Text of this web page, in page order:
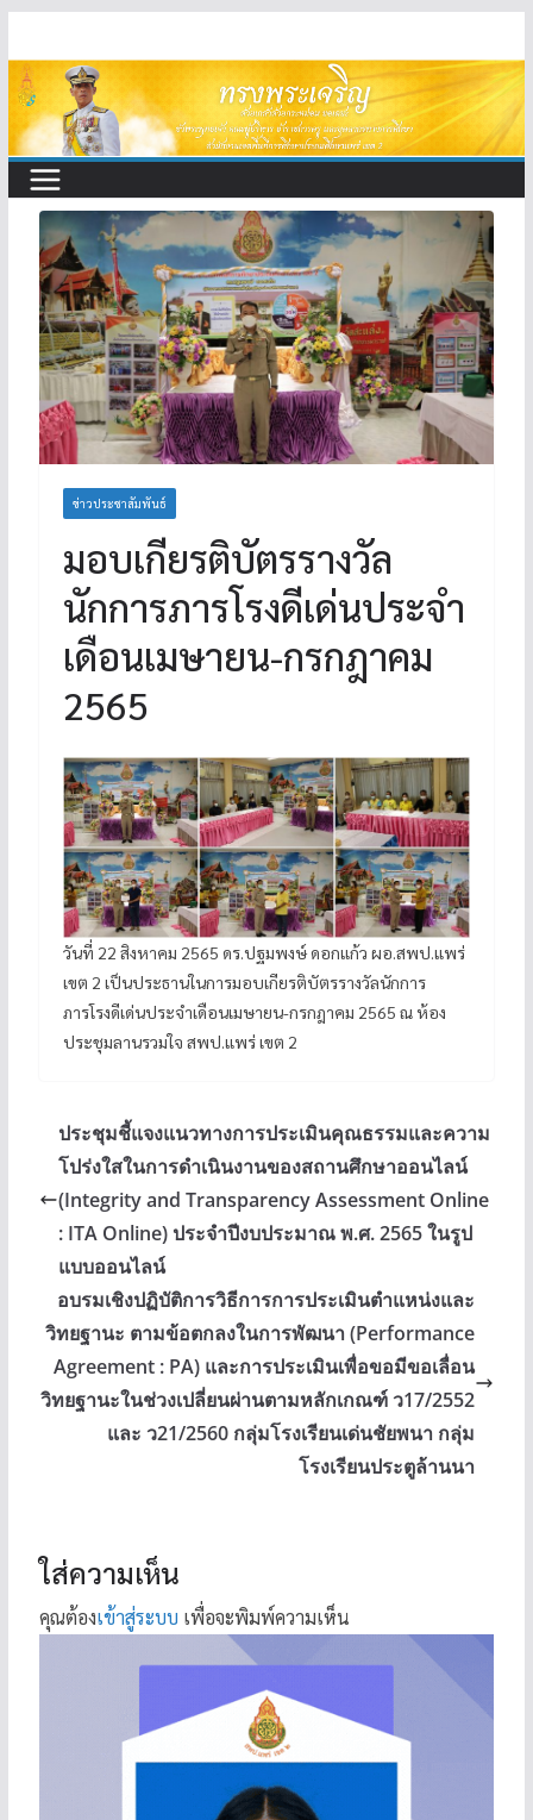
to
content
ข่าวประชาสัมพันธ์
มอบเกียรติบัตรรางวัล
นักการภารโรงดีเด่นประจำ
เดือนเมษายน-กรกฎาคม
2565
วันที่ 22 สิงหาคม 2565 ดร.ปฐมพงษ์ ดอกแก้ว ผอ.สพป.แพร่
เขต 2 เป็นประธานในการมอบเกียรติบัตรรางวัลนักการ
ภารโรงดีเด่นประจำเดือนเมษายน-กรกฎาคม 2565 ณ ห้อง
ประชุมลานรวมใจ สพป.แพร่ เขต 2
ประชุมชี้แจงแนวทางการประเมินคุณธรรมและความ
โปร่งใสในการดำเนินงานของสถานศึกษาออนไลน์
(Integrity and Transparency Assessment Online
: ITA Online) ประจำปีงบประมาณ พ.ศ. 2565 ในรูป
แบบออนไลน์
อบรมเชิงปฏิบัติการวิธีการการประเมินตำแหน่งและ
วิทยฐานะ ตามข้อตกลงในการพัฒนา (Performance
Agreement : PA) และการประเมินเพื่อขอมีขอเลื่อน
วิทยฐานะในช่วงเปลี่ยนผ่านตามหลักเกณฑ์ ว17/2552
และ ว21/2560 กลุ่มโรงเรียนเด่นชัยพนา กลุ่ม
โรงเรียนประตูล้านนา
ใส่ความเห็น
คุณต้องเข้าสู่ระบบ เพื่อจะพิมพ์ความเห็น